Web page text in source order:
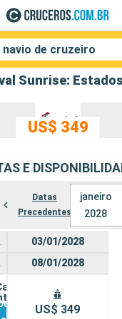
US$ 349
E
Datas
Precedentes
janeiro
2028
03/01/2028
08/01/2028
US$ 349
de cruzeiro
Pesquisar